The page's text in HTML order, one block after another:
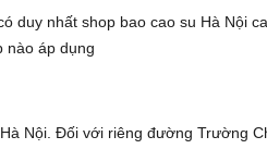
duy nhất shop bao cao su Hà Nội
nào áp dụng
Nội. Đối với riêng đường Trường